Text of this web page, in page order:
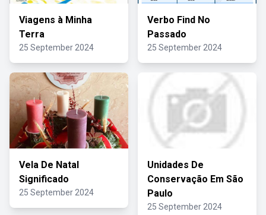
Viagens à Minha
Terra
25 September 2024
Verbo Find No
Passado
25 September 2024
Vela De Natal
Significado
25 September 2024
Unidades De
Conservação Em São
Paulo
25 September 2024